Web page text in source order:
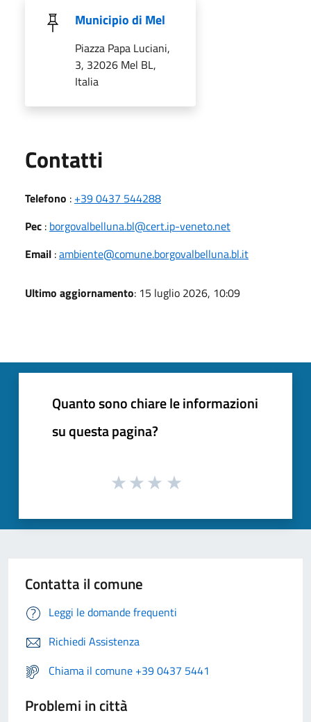
Municipio di Mel
Piazza Papa Luciani,
3, 32026 Mel BL,
Italia
Contatti
Telefono : +39 0437 544288
Pec : borgovalbelluna.bl@cert.ip-veneto.net
Email :ambiente@comune.borgovalbelluna.bl.it
Ultimo aggiornamento: 15 luglio 2026, 10:09
Quanto sono chiare le informazioni
su questa pagina?
Contatta il comune
Leggi le domande frequenti
Richiedi Assistenza
Chiama il comune +39 0437 5441
Problemi in città